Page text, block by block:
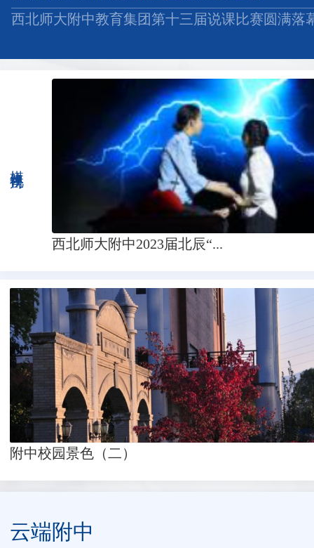
西北师大附中教育集团第十三届说课比赛圆满落
西北师大附中2023届北辰“...
附中校园景色（二）
云端附中